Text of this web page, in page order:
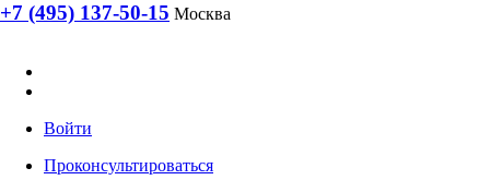
+7 (495) 137-50-15 Москва
Войти
Проконсультироваться